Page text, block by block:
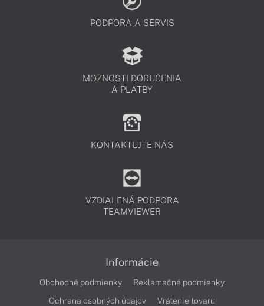
PODPORA A SERVIS
MOŽNOSTI DORUČENIA
A PLATBY
KONTAKTUJTE NÁS
VZDIALENÁ PODPORA
TEAMVIEWER
Informácie
Obchodné podmienky
Reklamačné podmienky
Ochrana osobných údajov
Vrátenie tovaru